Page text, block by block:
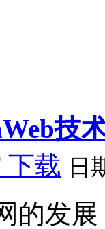
技
下载 日
的发